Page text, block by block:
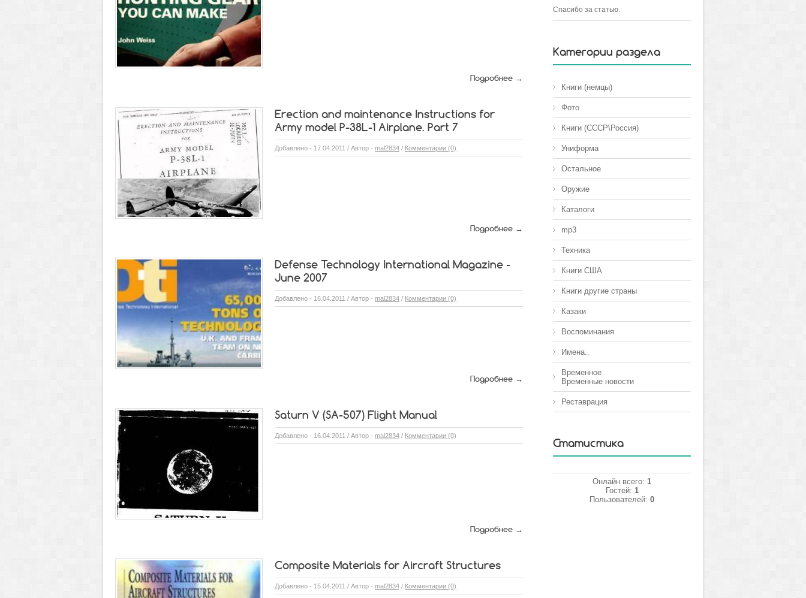
Подробнее →
Erection and maintenance Instructions for
Army model P-38L-1 Airplane. Part 7
Добавлено - 17.04.2011 / Автор - mal2834 / Комментарии (0)
Подробнее →
Defense Technology International Magazine -
June 2007
Добавлено - 16.04.2011 / Автор - mal2834 / Комментарии (0)
Подробнее →
Saturn V (SA-507) Flight Manual
Добавлено - 16.04.2011 / Автор - mal2834 / Комментарии (0)
Подробнее →
Composite Materials for Aircraft Structures
Добавлено - 15.04.2011 / Автор - mal2834 / Комментарии (0)
Спасибо за статью.
Категории раздела
Книги (немцы)
Фото
Книги (СССР\Россия)
Униформа
Остальное
Оружие
Каталоги
mp3
Техника
Книги США
Книги другие страны
Казаки
Воспоминания
Имена..
Временное
Временные новости
Реставрация
Статистика
Онлайн всего: 1
Гостей: 1
Пользователей: 0